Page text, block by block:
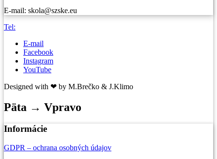
E-mail: skola@szske.eu
Tel:
E-mail
Facebook
Instagram
YouTube
Designed with ❤ by M.Brečko & J.Klimo
Päta → Vpravo
Informácie
GDPR – ochrana osobných údajov